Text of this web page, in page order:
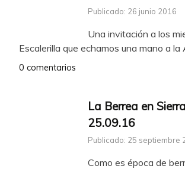
Publicado: 26 junio 2016
Una invitación a los
Escalerilla que echamos una mano a la
0 comentarios
La Berrea en
25.09.16
Publicado: 25 septiembre
Como es época de